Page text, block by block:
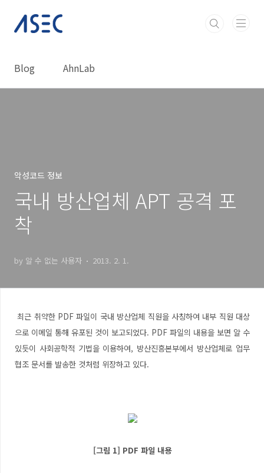
Blog AhnLab
악성코드 정보
국내 방산업체 APT 공격 포
착
by 알 수 없는 사용자 2013. 2. 1.
최근 취약한 PDF 파일이 국내 방산업체 직원을 사칭하여 내부 직원 대상
으로 이메일 통해 유포된 것이 보고되었다. PDF 파일의 내용을 보면 알 수
있듯이 사회공학적 기법을 이용하여, 방산진흥본부에서 방산업체로 업무
협조 문서를 발송한 것처럼 위장하고 있다.
[그림 1] PDF 파일 내용